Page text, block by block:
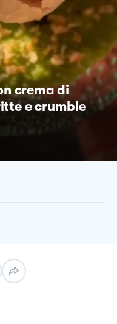
crema di
e crumble